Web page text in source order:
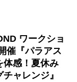
ワークショ
催『パラアス
体感！夏休み
ャレンジ』